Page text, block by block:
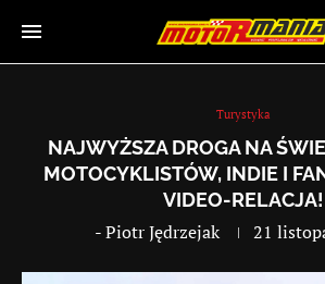
Turystyka
NAJWYŻSZA DROGA NA
MOTOCYKLISTÓW, INDIE I
VIDEO-RELACJA!
-Piotr Jędrzejak 21